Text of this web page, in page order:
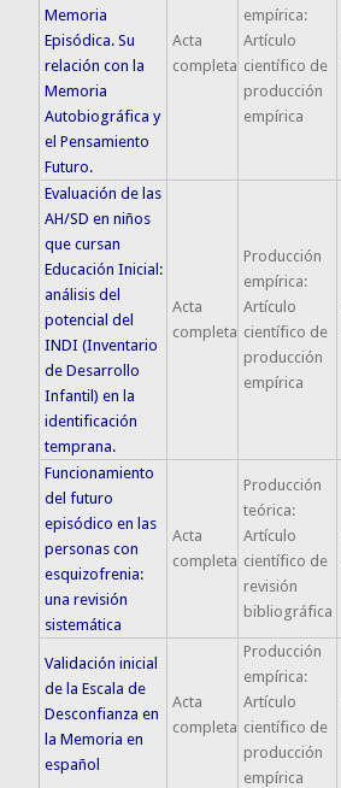
Memoria
Episódica. Su
relación con la
Memoria
Autobiográfica y
el Pensamiento
Futuro.
Acta
completa
empírica:
Artículo
científico de
producción
empírica
Evaluación de las
AH/SD en niños
que cursan
Educación Inicial:
análisis del
potencial del
INDI (Inventario
de Desarrollo
Infantil) en la
identificación
temprana.
Acta
completa
Producción
empírica:
Artículo
científico de
producción
empírica
Funcionamiento
del futuro
episódico en las
personas con
esquizofrenia:
una revisión
sistemática
Acta
completa
Producción
teórica:
Artículo
científico de
revisión
bibliográfica
Validación inicial
de la Escala de
Desconfianza en
la Memoria en
español
Acta
completa
Producción
empírica:
Artículo
científico de
producción
empírica